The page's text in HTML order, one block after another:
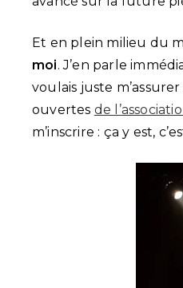
Et en plein milieu du
moi. J’en parle
voulais juste
ouvertes de
m’inscrire : ça y est,